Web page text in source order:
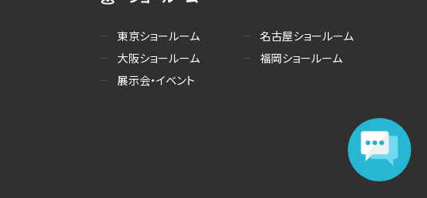
東京ショールーム
名古屋ショールーム
大阪ショールーム
福岡ショールーム
展示会・イベント